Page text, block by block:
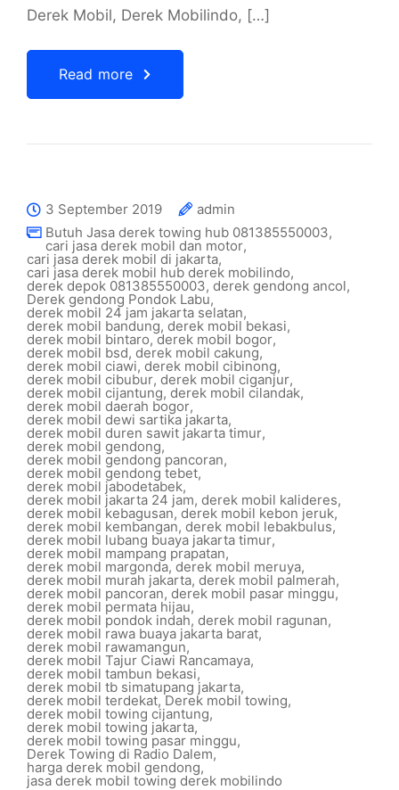
Derek Mobil, Derek Mobilindo, […]
Read more
3 September 2019
admin
Butuh Jasa derek towing hub 081385550003,
cari jasa derek mobil dan motor,
cari jasa derek mobil di jakarta,
cari jasa derek mobil hub derek mobilindo,
derek depok 081385550003, derek gendong ancol,
Derek gendong Pondok Labu,
derek mobil 24 jam jakarta selatan,
derek mobil bandung, derek mobil bekasi,
derek mobil bintaro,derek mobil bogor,
derek mobil bsd, derek mobil cakung,
derek mobil ciawi, derek mobil cibinong,
derek mobil cibubur, derek mobil ciganjur,
derek mobil cijantung, derek mobil cilandak,
derek mobil daerah bogor,
derek mobil dewi sartika jakarta,
derek mobil duren sawit jakarta timur,
derek mobil gendong,
derek mobil gendong pancoran,
derek mobil gendong tebet,
derek mobil jabodetabek,
derek mobil jakarta 24 jam, derek mobil kalideres,
derek mobil kebagusan, derek mobil kebon jeruk,
derek mobil kembangan, derek mobil lebakbulus,
derek mobil lubang buaya jakarta timur,
derek mobil mampang prapatan,
derek mobil margonda,derek mobil meruya,
derek mobil murah jakarta, derek mobil palmerah,
derek mobil pancoran, derek mobil pasar minggu,
derek mobil permata hijau,
derek mobil pondok indah, derek mobil ragunan,
derek mobil rawa buaya jakarta barat,
derek mobil rawamangun,
derek mobil Tajur Ciawi Rancamaya,
derek mobil tambun bekasi,
derek mobil tb simatupang jakarta,
derek mobil terdekat,Derek mobil towing,
derek mobil towing cijantung,
derek mobil towing jakarta,
derek mobil towing pasar minggu,
Derek Towing di Radio Dalem,
harga derek mobil gendong,
jasa derek mobil towing derek mobilindo